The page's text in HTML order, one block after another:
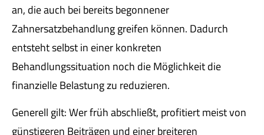
an, die auch bei bereits begonnener
Zahnersatzbehandlung greifen können. Dadurch
entsteht selbst in einer konkreten
Behandlungssituation noch die Möglichkeit die
finanzielle Belastung zu reduzieren.
Generell gilt: Wer früh abschließt, profitiert meist von
günstigeren Beiträgen und einer breiteren